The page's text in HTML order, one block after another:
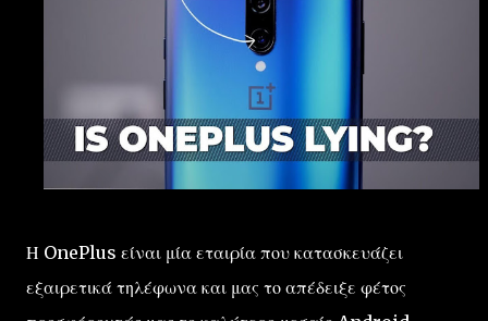
Η OnePlus είναι μία εταιρία που κατασκευάζει
εξαιρετικά τηλέφωνα και μας το απέδειξε φέτος